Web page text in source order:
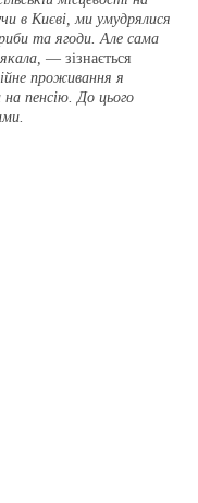
в Києві, ми умудрялися
та ягоди. Але сама
— зізнається
проживання я
пенсію. До цього